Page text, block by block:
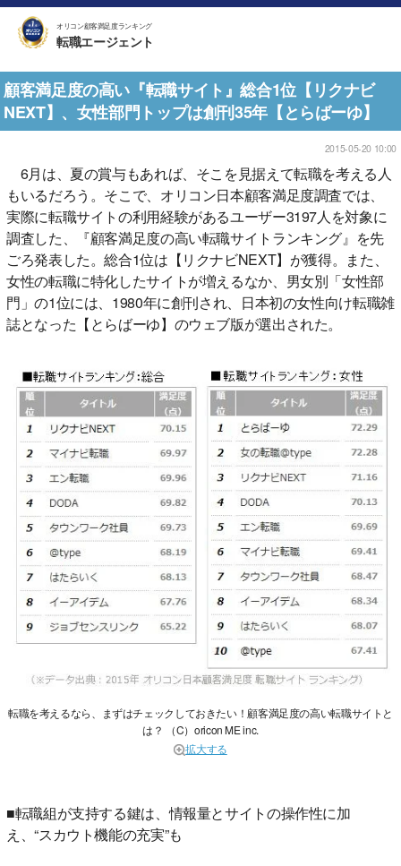
オリコン顧客満足度ランキング
転職エージェント
顧客満足度の高い『転職サイト』総合1位【リクナビ
NEXT】、女性部門トップは創刊35年【とらばーゆ】
2015-05-20 10:00
6月は、夏の賞与もあれば、そこを見据えて転職を考える人
もいるだろう。そこで、オリコン日本顧客満足度調査では、
実際に転職サイトの利用経験があるユーザー3197人を対象に
調査した、『顧客満足度の高い転職サイトランキング』を先
ごろ発表した。総合1位は【リクナビNEXT】が獲得。また、
女性の転職に特化したサイトが増えるなか、男女別「女性部
門」の1位には、1980年に創刊され、日本初の女性向け転職雑
誌となった【とらばーゆ】のウェブ版が選出された。
転職を考えるなら、まずはチェックしておきたい！顧客満足度の高い転職サイトと
は？ （C）oricon ME inc.
拡大する
■転職組が支持する鍵は、情報量とサイトの操作性に加
え、“スカウト機能の充実”も